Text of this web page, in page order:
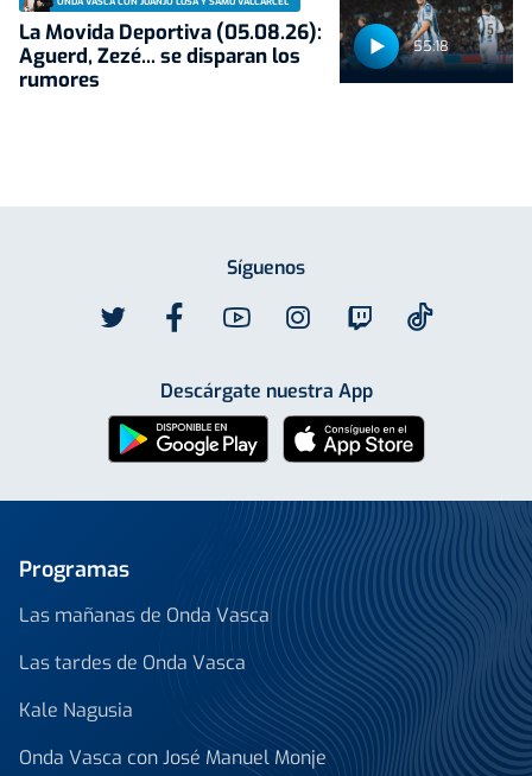
55:18
La Movida Deportiva (05.08.26):
Aguerd, Zezé... se disparan los
rumores
Síguenos
Descárgate nuestra App
Programas
Las mañanas de Onda Vasca
Las tardes de Onda Vasca
Kale Nagusia
Onda Vasca con José Manuel Monje